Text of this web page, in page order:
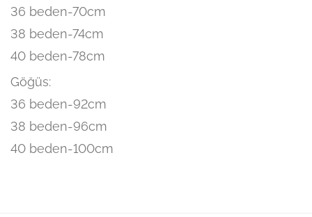
36 beden-70cm
38 beden-74cm
40 beden-78cm
Göğüs:
36 beden-92cm
38 beden-96cm
40 beden-100cm